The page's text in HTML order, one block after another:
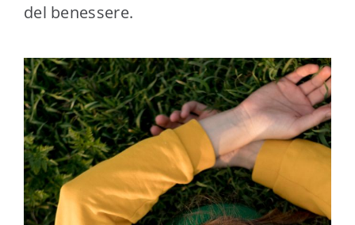
del benessere.